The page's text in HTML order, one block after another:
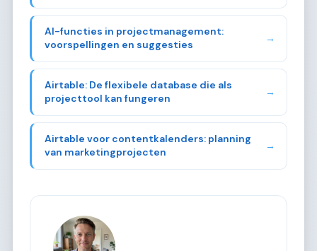
AI-functies in projectmanagement:
voorspellingen en suggesties
→
Airtable: De flexibele database die als
projecttool kan fungeren
→
Airtable voor contentkalenders: planning
van marketingprojecten
→